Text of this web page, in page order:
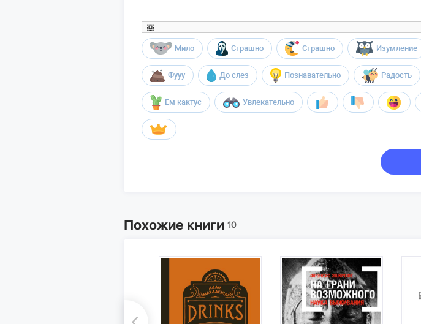
Мило Страшно Страшно Изумление
Фууу До слез Познавательно Радость
Ем кактус Увлекательно
Похожие книги 10